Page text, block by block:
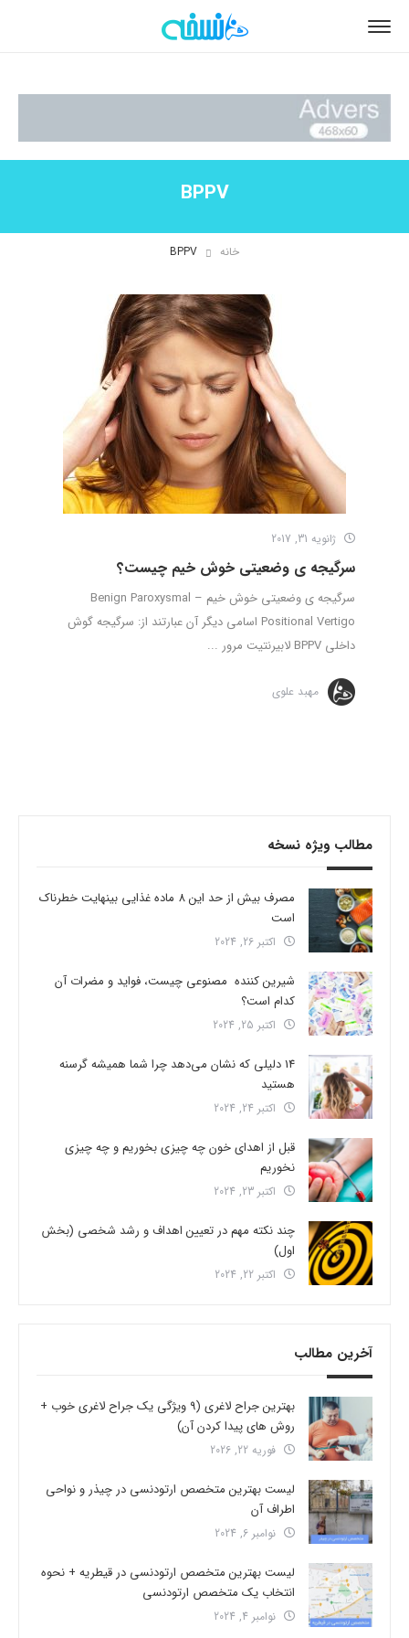
BPPV
خانه BPPV
ژانویه 31, 2017
سرگیجه ی وضعیتی خوش خیم چیست؟
سرگیجه ی وضعیتی خوش خیم – Benign Paroxysmal
Positional Vertigo اسامی دیگر آن عبارتند از: سرگیجه گوش
داخلی BPPV لابیرنتیت مرور ...
مهبد علوی
مطالب ویژه نسخه
مصرف بیش از حد این 8 ماده غذایی بینهایت خطرناک
است
اکتبر 26, 2024
شیرین کننده مصنوعی چیست، فواید و مضرات آن
کدام است؟
اکتبر 25, 2024
14 دلیلی که نشان می‌دهد چرا شما همیشه گرسنه
هستید
اکتبر 24, 2024
قبل از اهدای خون چه چیزی بخوریم و چه چیزی
نخوریم
اکتبر 23, 2024
چند نکته مهم در تعیین اهداف و رشد شخصی (بخش
اول)
اکتبر 22, 2024
آخرین مطالب
بهترین جراح لاغری (9 ویژگی یک جراح لاغری خوب +
روش های پیدا کردن آن)
فوریه 22, 2026
لیست بهترین متخصص ارتودنسی در چیذر و نواحی
اطراف آن
نوامبر 6, 2024
لیست بهترین متخصص ارتودنسی در قیطریه + نحوه
انتخاب یک متخصص ارتودنسی
نوامبر 4, 2024